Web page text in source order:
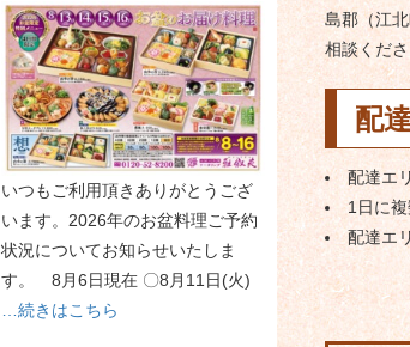
島郡（江
相談くださ
配
配達エ
1日に
配達エ
いつもご利用頂きありがとうござ
います。2026年のお盆料理ご予約
状況についてお知らせいたしま
す。 8月6日現在 〇8月11日(火)
…続きはこちら